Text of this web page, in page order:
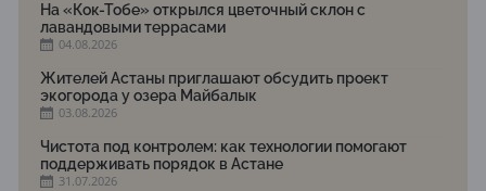
На «Кок-Тобе» открылся цветочный склон с
лавандовыми террасами
04.08.2026
Жителей Астаны приглашают обсудить проект
экогорода у озера Майбалык
03.08.2026
Чистота под контролем: как технологии помогают
поддерживать порядок в Астане
31.07.2026